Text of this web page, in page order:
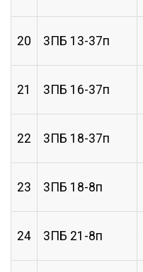
20 3ПБ 13-37п
21 3ПБ 16-37п
22 3ПБ 18-37п
23 3ПБ 18-8п
24 3ПБ 21-8п